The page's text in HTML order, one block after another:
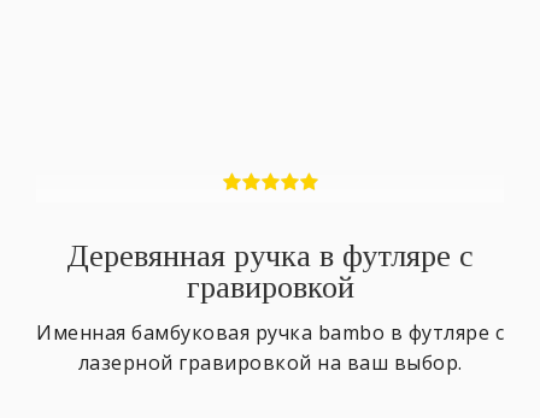
Деревянная ручка в футляре с
гравировкой
Именная бамбуковая ручка bambo в футляре с
лазерной гравировкой на ваш выбор.